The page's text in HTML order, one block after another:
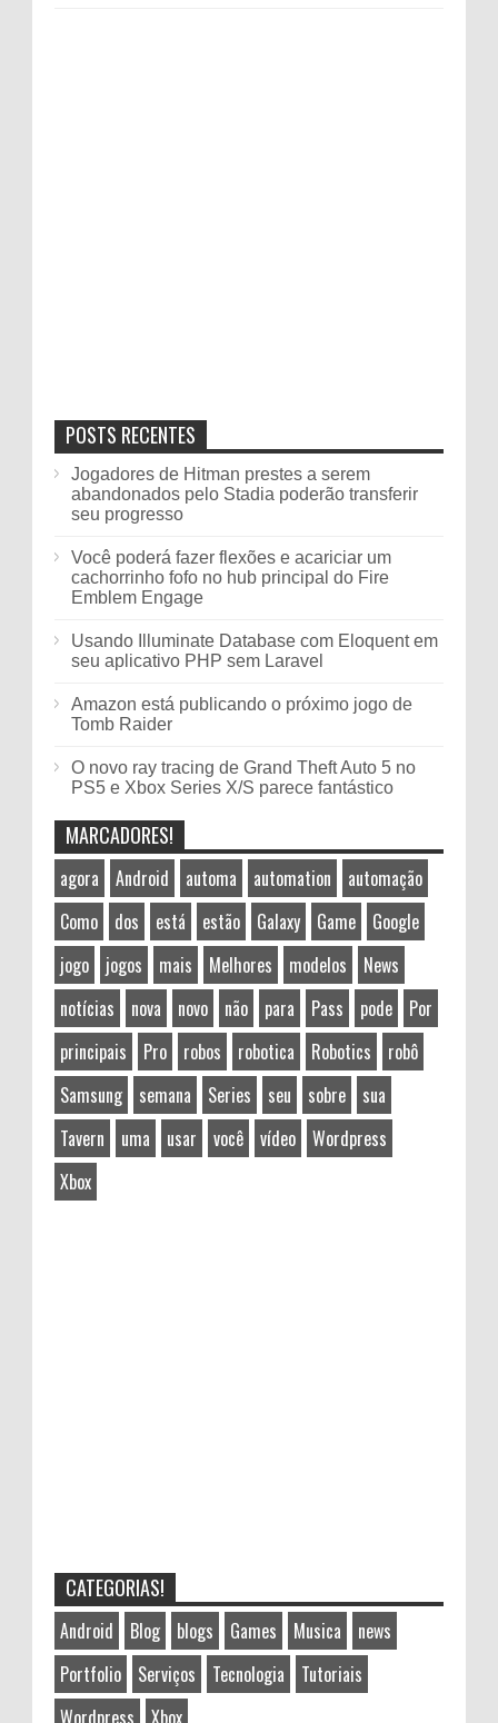
POSTS RECENTES
Jogadores de Hitman prestes a serem
abandonados pelo Stadia poderão transferir
seu progresso
Você poderá fazer flexões e acariciar um
cachorrinho fofo no hub principal do Fire
Emblem Engage
Usando Illuminate Database com Eloquent em
seu aplicativo PHP sem Laravel
Amazon está publicando o próximo jogo de
Tomb Raider
O novo ray tracing de Grand Theft Auto 5 no
PS5 e Xbox Series X/S parece fantástico
MARCADORES!
agora Android automa automation
automação
Como
dos está estão Galaxy Game
Google
jogo
jogos mais Melhores modelos
News
notícias
nova novo não para Pass pode
Por
principais
Pro robos robotica Robotics
robô
Samsung
semana Series seu sobre
sua
Tavern
uma usar você vídeo
Wordpress
Xbox
CATEGORIAS!
Android Blog blogs Games Musica
news
Portfolio
Serviços Tecnologia
Tutoriais